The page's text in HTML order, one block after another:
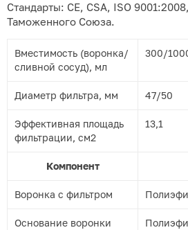
Стандарты: СЕ, CSA, ISO
Таможенного Союза.
Вместимость (воронка/
сливной сосуд), мл
300/
Диаметр фильтра, мм 47/50
Эффективная площадь
фильтрации, см2
13,1
Компонент
Воронка с фильтром
Основание воронки